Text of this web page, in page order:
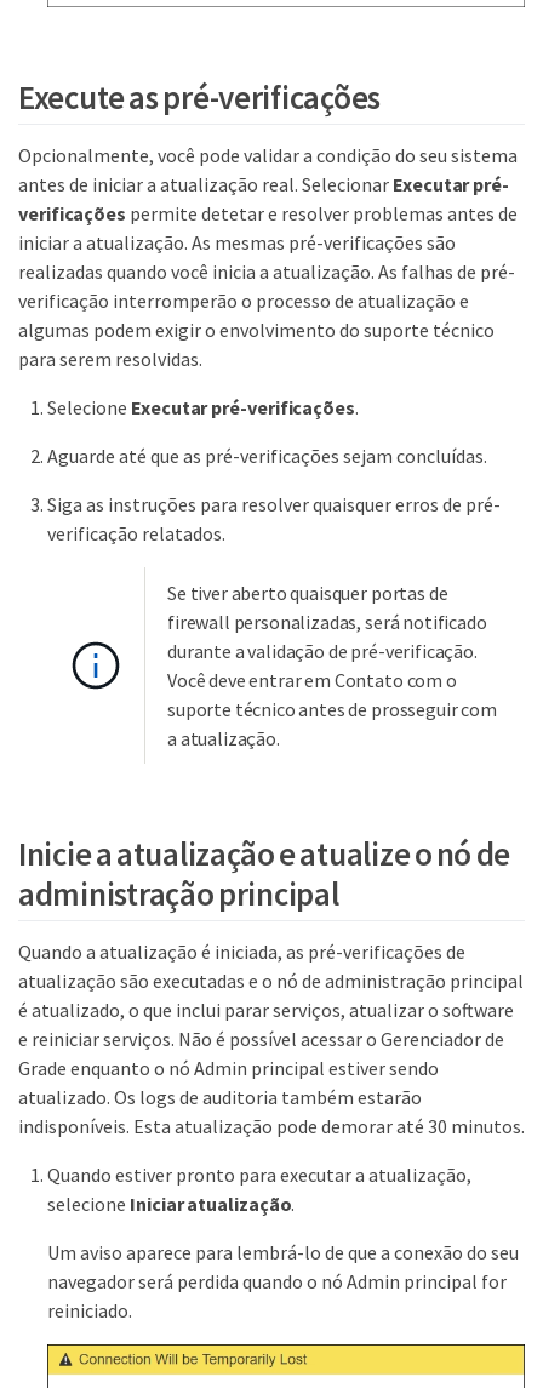
Execute as pré-verificações
Opcionalmente, você pode validar a condição do seu sistema
antes de iniciar a atualização real. Selecionar Executar pré-
verificações permite detetar e resolver problemas antes de
iniciar a atualização. As mesmas pré-verificações são
realizadas quando você inicia a atualização. As falhas de pré-
verificação interromperão o processo de atualização e
algumas podem exigir o envolvimento do suporte técnico
para serem resolvidas.
Selecione Executar pré-verificações.
Aguarde até que as pré-verificações sejam concluídas.
Siga as instruções para resolver quaisquer erros de pré-
verificação relatados.
Se tiver aberto quaisquer portas de
firewall personalizadas, será notificado
durante a validação de pré-verificação.
Você deve entrar em Contato com o
suporte técnico antes de prosseguir com
a atualização.
Inicie a atualização e atualize o nó de
administração principal
Quando a atualização é iniciada, as pré-verificações de
atualização são executadas e o nó de administração principal
é atualizado, o que inclui parar serviços, atualizar o software
e reiniciar serviços. Não é possível acessar o Gerenciador de
Grade enquanto o nó Admin principal estiver sendo
atualizado. Os logs de auditoria também estarão
indisponíveis. Esta atualização pode demorar até 30 minutos.
Quando estiver pronto para executar a atualização,
selecione Iniciar atualização.
Um aviso aparece para lembrá-lo de que a conexão do seu
navegador será perdida quando o nó Admin principal for
reiniciado.